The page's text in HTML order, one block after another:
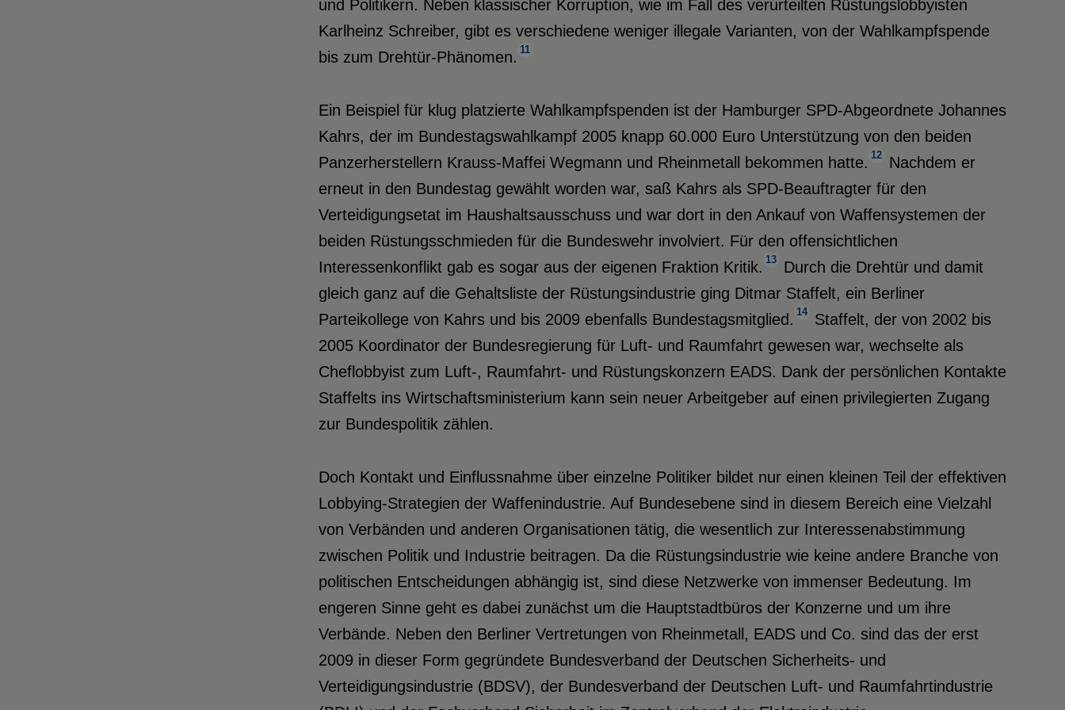
und Politikern. Neben klassischer Korruption, wie im Fall des verurteilten Rüstungslobbyisten
Karlheinz Schreiber, gibt es verschiedene weniger illegale Varianten, von der Wahlkampfspende
bis zum Drehtür-Phänomen. 11
Ein Beispiel für klug platzierte Wahlkampfspenden ist der Hamburger SPD-Abgeordnete Johannes
Kahrs, der im Bundestagswahlkampf 2005 knapp 60.000 Euro Unterstützung von den beiden
Panzerherstellern Krauss-Maffei Wegmann und Rheinmetall bekommen hatte. 12
Nachdem er
erneut in den Bundestag gewählt worden war, saß Kahrs als SPD-Beauftragter für den
Verteidigungsetat im Haushaltsausschuss und war dort in den Ankauf von Waffensystemen der
beiden Rüstungsschmieden für die Bundeswehr involviert. Für den offensichtlichen
Interessenkonflikt gab es sogar aus der eigenen Fraktion Kritik. 13
Durch die Drehtür und damit
gleich ganz auf die Gehaltsliste der Rüstungsindustrie ging Ditmar Staffelt, ein Berliner
Parteikollege von Kahrs und bis 2009 ebenfalls Bundestagsmitglied. 14
Staffelt, der von 2002 bis
2005 Koordinator der Bundesregierung für Luft- und Raumfahrt gewesen war, wechselte als
Cheflobbyist zum Luft-, Raumfahrt- und Rüstungskonzern EADS. Dank der persönlichen Kontakte
Staffelts ins Wirtschaftsministerium kann sein neuer Arbeitgeber auf einen privilegierten Zugang
zur Bundespolitik zählen.
Doch Kontakt und Einflussnahme über einzelne Politiker bildet nur einen kleinen Teil der effektiven
Lobbying-Strategien der Waffenindustrie. Auf Bundesebene sind in diesem Bereich eine Vielzahl
von Verbänden und anderen Organisationen tätig, die wesentlich zur Interessenabstimmung
zwischen Politik und Industrie beitragen. Da die Rüstungsindustrie wie keine andere Branche von
politischen Entscheidungen abhängig ist, sind diese Netzwerke von immenser Bedeutung. Im
engeren Sinne geht es dabei zunächst um die Hauptstadtbüros der Konzerne und um ihre
Verbände. Neben den Berliner Vertretungen von Rheinmetall, EADS und Co. sind das der erst
2009 in dieser Form gegründete Bundesverband der Deutschen Sicherheits- und
Verteidigungsindustrie (BDSV), der Bundesverband der Deutschen Luft- und Raumfahrtindustrie